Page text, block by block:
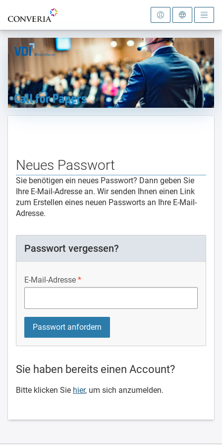
Zur Startseite
Neues Passwort
Sie benötigen ein neues Passwort? Dann geben Sie
Ihre E-Mail-Adresse an. Wir senden Ihnen einen Link
zum Erstellen eines neuen Passworts an Ihre E-Mail-
Adresse.
Passwort vergessen?
E-Mail-Adresse
Sie haben bereits einen Account?
Bitte klicken Sie hier, um sich anzumelden.